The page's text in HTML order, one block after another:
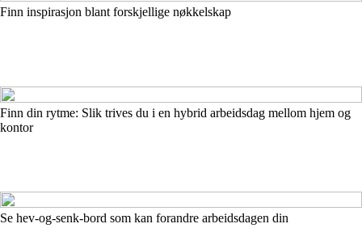
Finn inspirasjon blant forskjellige nøkkelskap
Finn din rytme: Slik trives du i en hybrid arbeidsdag mellom hjem og
kontor
Se hev-og-senk-bord som kan forandre arbeidsdagen din